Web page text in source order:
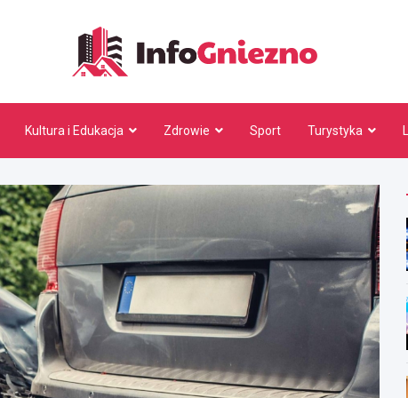
Kultura i Edukacja Zdrowie Sport Turystyka